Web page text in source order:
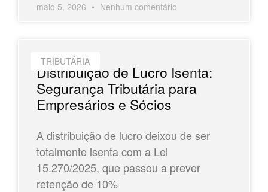
maio 5, 2026 Nenhum comentário
TRIBUTÁRIA
Distribuição de Lucro Isenta:
Segurança Tributária para
Empresários e Sócios
A distribuição de lucro deixou de ser
totalmente isenta com a Lei
15.270/2025, que passou a prever
retenção de 10%